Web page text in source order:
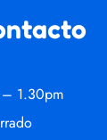
– 1.30pm